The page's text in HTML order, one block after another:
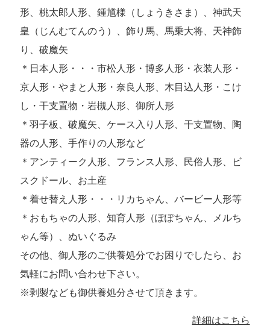
形、桃太郎人形、鍾馗様（しょうきさま）、神武天
皇（じんむてんのう）、飾り馬、馬乗大将、天神飾
り、破魔矢
＊日本人形・・・市松人形・博多人形・衣装人形・
京人形・やまと人形・奈良人形、木目込人形・こけ
し・干支置物・岩槻人形、御所人形
＊羽子板、破魔矢、ケース入り人形、干支置物、陶
器の人形、手作りの人形など
＊アンティーク人形、フランス人形、民俗人形、ビ
スクドール、お土産
＊着せ替え人形・・・リカちゃん、バービー人形等
＊おもちゃの人形、知育人形（ぽぽちゃん、メルち
ゃん等）、ぬいぐるみ
その他、御人形のご供養処分でお困りでしたら、お
気軽にお問い合わせ下さい。
※剥製なども御供養処分させて頂きます。
詳細はこちら